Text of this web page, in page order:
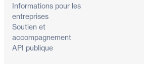
Informations pour les
entreprises
Soutien et
accompagnement
API publique